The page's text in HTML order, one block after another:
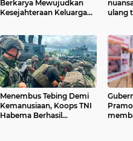
Berkarya Mewujudkan
Kesejahteraan Keluarga
ulang
Menembus Tebing Demi
Kemanusiaan, Koops TNI
Habema Berhasil